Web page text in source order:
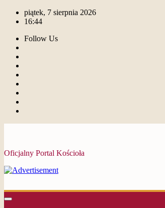
piątek, 7 sierpnia 2026
16:44
Follow Us
Oficjalny Portal Kościoła